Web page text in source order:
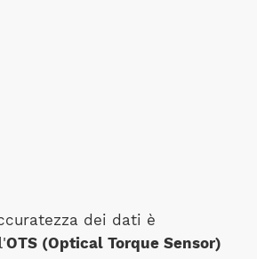
dei dati è
OTS (Optical Torque Sensor)